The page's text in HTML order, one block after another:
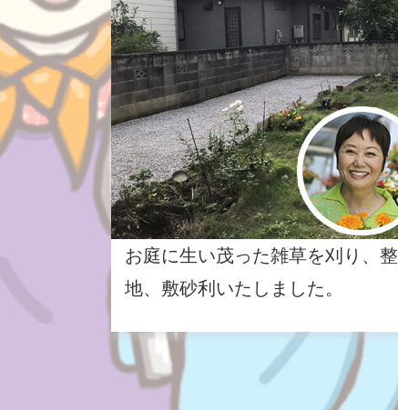
お庭に生い茂った雑草を刈り、整
地、敷砂利いたしました。